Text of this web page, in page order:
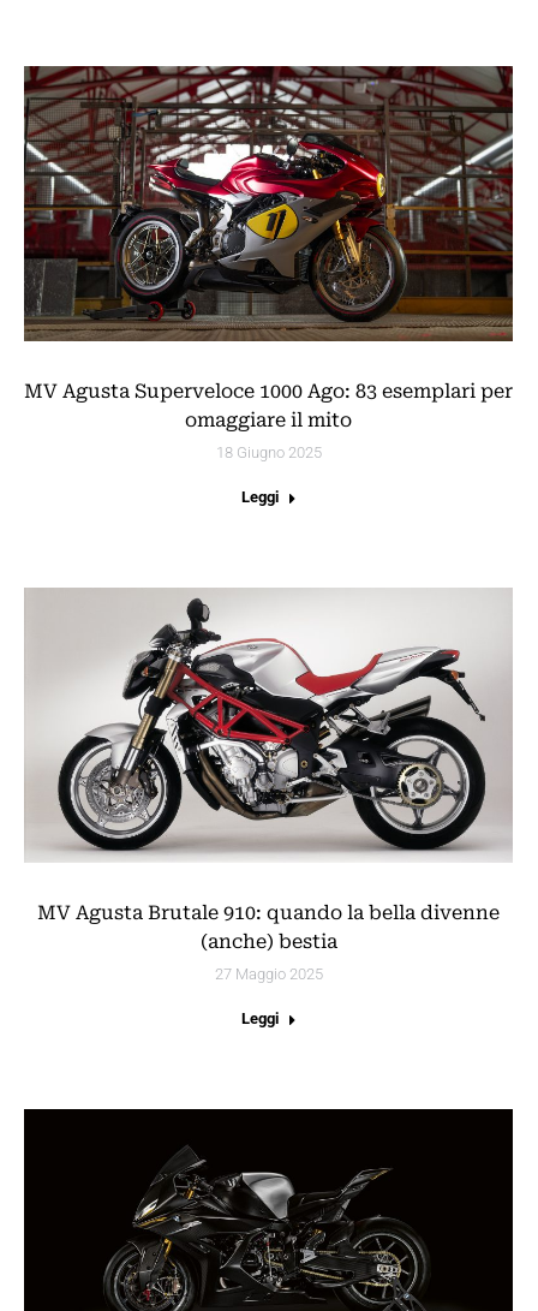
MV Agusta Superveloce 1000 Ago: 83 esemplari per
omaggiare il mito
18 Giugno 2025
Leggi
MV Agusta Brutale 910: quando la bella divenne
(anche) bestia
27 Maggio 2025
Leggi